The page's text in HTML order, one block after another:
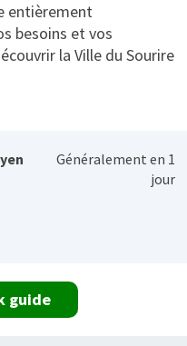
entièrement
besoins et vos
la Ville du Sourire
Généralement en 1
jour
guide